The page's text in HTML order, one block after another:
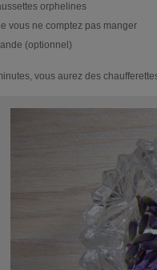
orphelines
vous ne comptez pas manger
(optionnel)
vous aurez des